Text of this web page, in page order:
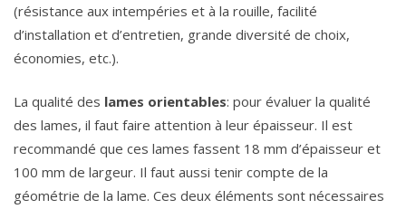
(résistance aux intempéries et à la rouille, facilité
d’installation et d’entretien, grande diversité de choix,
économies, etc.).
La qualité des lames orientables: pour évaluer la qualité
des lames, il faut faire attention à leur épaisseur. Il est
recommandé que ces lames fassent 18 mm d’épaisseur et
100 mm de largeur. Il faut aussi tenir compte de la
géométrie de la lame. Ces deux éléments sont nécessaires